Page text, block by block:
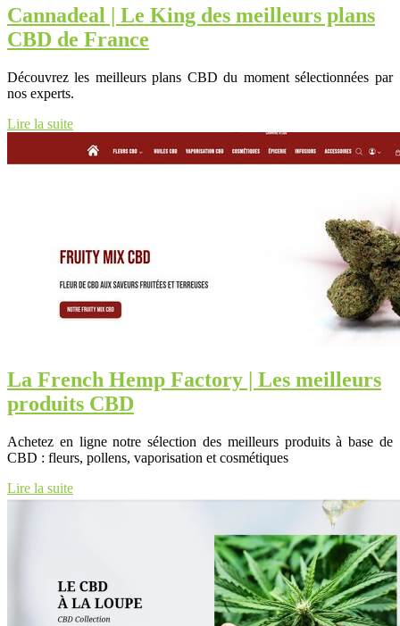
Cannadeal | Le King des meilleurs plans
CBD de France
Découvrez les meilleurs plans CBD du moment sélectionnées par
nos experts.
Lire la suite
La French Hemp Factory | Les meilleurs
produits CBD
Achetez en ligne notre sélection des meilleurs produits à base de
CBD : fleurs, pollens, vaporisation et cosmétiques
Lire la suite